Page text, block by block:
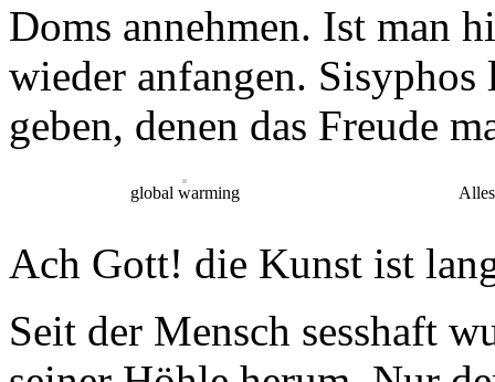
Doms annehmen. Ist man
wieder anfangen.
geben, denen das Freude
global warming
Ach Gott! die Kunst ist
Seit der Mensch sesshaft